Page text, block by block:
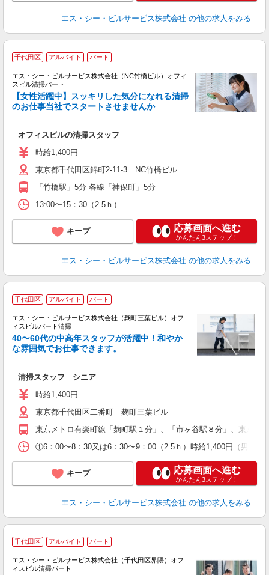
エス・シー・ビルサービス株式会社 の他の求人をみる
千代田区 アルバイト パート
エス・シー・ビルサービス株式会社（NC竹橋ビル）オフィ
スビル清掃パート
【女性活躍中】スッキリした気分になれる清掃
のお仕事当社でスタートさせませんか
オフィスビルの清掃スタッフ
時給1,400円
東京都千代田区錦町2-11-3 NC竹橋ビル
「竹橋駅」5分 各線「神保町」5分
13:00〜15：30（2.5ｈ）
キープ 応募画面へ進む
かんたん3ステップ！
エス・シー・ビルサービス株式会社 の他の求人をみる
千代田区 アルバイト パート
エス・シー・ビルサービス株式会社（麹町三葉ビル）オフ
ィスビルパート清掃
40〜60代の中高年スタッフが活躍中！和やか
な雰囲気でお仕事できます。
清掃スタッフ シニア
時給1,400円
東京都千代田区二番町 麹町三葉ビル
東京メトロ有楽町線「麹町駅１分」、「市ヶ谷駅８分」、東京メ
①6：00〜8：30又は6：30〜9：00（2.5ｈ）時給1,400円（男性
キープ 応募画面へ進む
かんたん3ステップ！
エス・シー・ビルサービス株式会社 の他の求人をみる
千代田区 アルバイト パート
エス・シー・ビルサービス株式会社（千代田区界隈）オフ
ィスビル清掃パート